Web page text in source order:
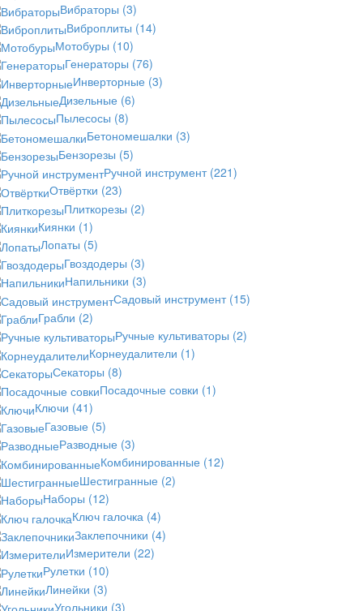
Вибраторы (3)
Виброплиты (14)
Мотобуры (10)
Генераторы (76)
Инверторные (3)
Дизельные (6)
Пылесосы (8)
Бетономешалки (3)
Бензорезы (5)
Ручной инструмент (221)
Отвёртки (23)
Плиткорезы (2)
Киянки (1)
Лопаты (5)
Гвоздодеры (3)
Напильники (3)
Садовый инструмент (15)
Грабли (2)
Ручные культиваторы (2)
Корнеудалители (1)
Секаторы (8)
Посадочные совки (1)
Ключи (41)
Газовые (5)
Разводные (3)
Комбинированные (12)
Шестигранные (2)
Наборы (12)
Ключ галочка (4)
Заклепочники (4)
Измерители (22)
Рулетки (10)
Линейки (3)
Угольники (3)